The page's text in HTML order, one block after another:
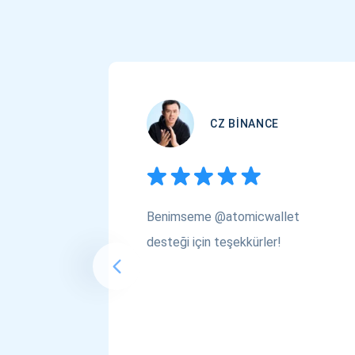
CZ BINANCE
Benimseme @atomicwallet
desteği için teşekkürler!